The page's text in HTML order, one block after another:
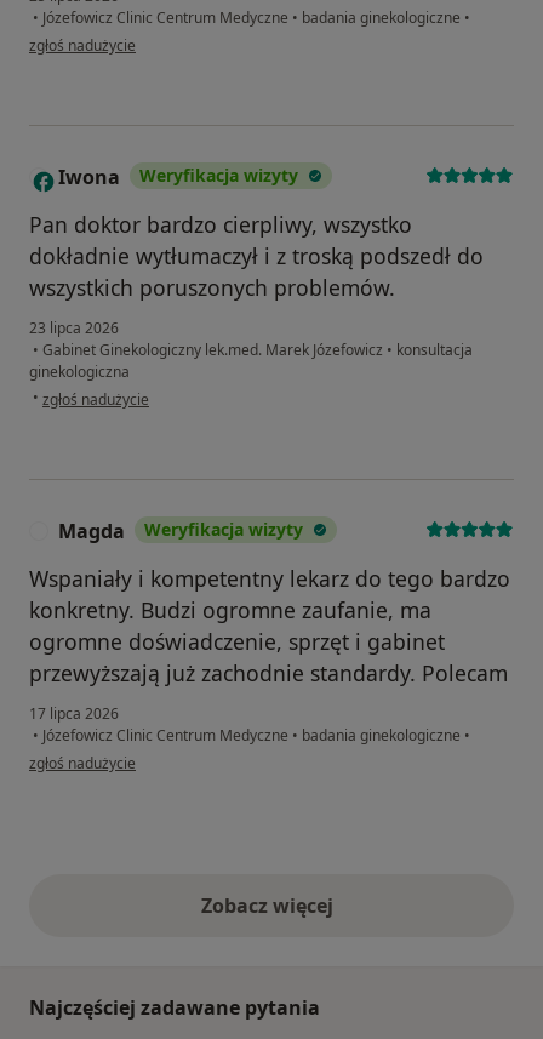
• Józefowicz Clinic Centrum Medyczne • badania ginekologiczne •
w opinii użytkownika Jolanta
zgłoś nadużycie
I Iwona Weryfikacja wizyty
Pan doktor bardzo cierpliwy, wszystko
dokładnie wytłumaczył i z troską podszedł do
wszystkich poruszonych problemów.
23 lipca 2026
• Gabinet Ginekologiczny lek.med. Marek Józefowicz • konsultacja
ginekologiczna
• w opinii użytkownika Iwona
zgłoś nadużycie
Magda Weryfikacja wizyty
Wspaniały i kompetentny lekarz do tego bardzo
konkretny. Budzi ogromne zaufanie, ma
ogromne doświadczenie, sprzęt i gabinet
przewyższają już zachodnie standardy. Polecam
17 lipca 2026
• Józefowicz Clinic Centrum Medyczne • badania ginekologiczne •
w opinii użytkownika Magda
zgłoś nadużycie
Zobacz więcejopinie powyżej
Najczęściej zadawane pytania